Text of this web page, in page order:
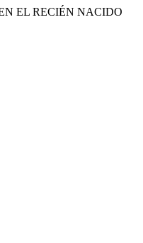
EN EL RECIÉN NACIDO